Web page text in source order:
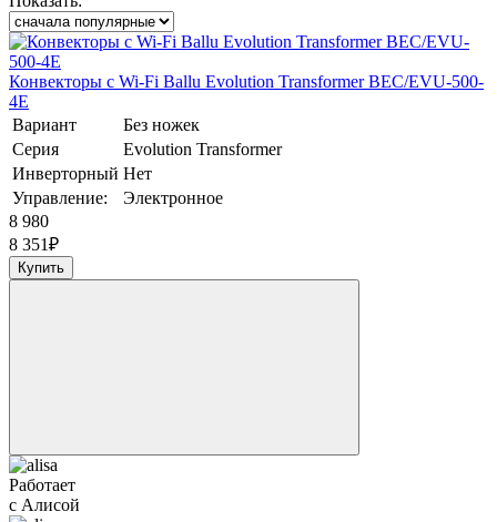
Конвекторы с Wi-Fi Ballu Evolution Transformer BEC/EVU-500-
4E
Вариант
Без ножек
Серия
Evolution Transformer
Инверторный Нет
Управление:
Электронное
8 980
8 351₽
Купить
Работает
с Алисой